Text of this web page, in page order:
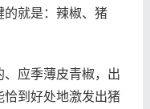
的就是：辣椒、猪
应季薄皮青椒，出
到好处地激发出猪